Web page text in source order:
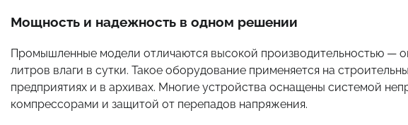
Мощность и надежность в одном решении
Промышленные модели отличаются высокой производительностью —
литров влаги в сутки. Такое оборудование применяется на
предприятиях и в архивах. Многие устройства оснащены системой
компрессорами и защитой от перепадов напряжения.